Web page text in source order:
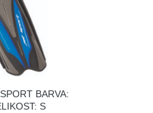
BARVA:
S